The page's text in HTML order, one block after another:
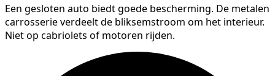
Een gesloten auto biedt goede bescherming. De metalen
carrosserie verdeelt de bliksemstroom om het interieur.
Niet op cabriolets of motoren rijden.